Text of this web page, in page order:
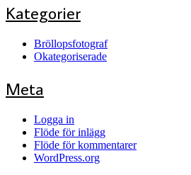
Kategorier
Bröllopsfotograf
Okategoriserade
Meta
Logga in
Flöde för inlägg
Flöde för kommentarer
WordPress.org